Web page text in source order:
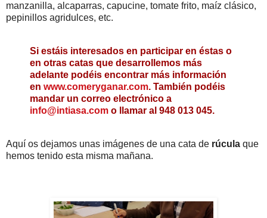
manzanilla, alcaparras, capucine, tomate frito, maíz clásico,
pepinillos agridulces, etc.
Si estáis interesados en participar en éstas o
en otras catas que desarrollemos más
adelante podéis encontrar más información
en www.comeryganar.com. También podéis
mandar un correo electrónico a
info@intiasa.com o llamar al 948 013 045.
Aquí os dejamos unas imágenes de una cata de rúcula que
hemos tenido esta misma mañana.